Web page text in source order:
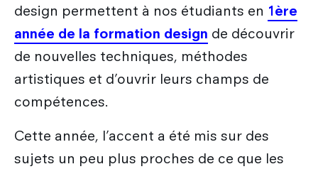
design permettent à nos étudiants en 1ère
année de la formation design de découvrir
de nouvelles techniques, méthodes
artistiques et d’ouvrir leurs champs de
compétences.
Cette année, l’accent a été mis sur des
sujets un peu plus proches de ce que les